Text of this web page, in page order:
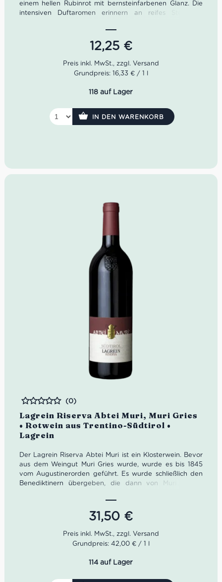
einem hellen Rubinrot mit bernsteinfarbenen Glanz. Die
intensiven Duftaromen erinnern an reifes Steinobst,
San Felice sehr ausgewogen, warm, fruchtig als auch von
samtigen Tanninen unterlegt.
Farbe: helles Rubinrot
Geruch: reifes Steinobst, Waldbeeren, Moos, Vanille
Geschmack: warm, fruchtig, samtige Tannine
Idealer Versandkarton: 21 Flaschen
12,25 €
Grundpreis: 16,33 € / 1 l
118 auf Lager
IN DEN WARENKORB
Lagrein Riserva Abtei Muri, Muri Gries
• Rotwein aus Trentino-Südtirol •
Lagrein
Bewertet
(0)
Der Lagrein Riserva Abtei Muri ist ein Klosterwein. Bevor
aus dem Weingut Muri Gries wurde, wurde es bis 1845
vom Augustinerorden geführt. Es wurde schließlich den
Benediktinern übergeben, die dann von Muri in der
wundervolle Südtiroler Weine aus Rebsorten wie Lagrein,
Vernatsch, Pinot Nero, Sauvignon Blanc, Chardonnay und
Im Glas zeigt sich der Lagrein Riserva Abtei Muri dann in
einem dunklen Karminrot. Das Bouquet offenbart
komplexe Noten von Waldbeeren, Kirschen, Leder sowie
Eukalyptus. Der Geschmack ist weich, herrlich strukturiert
sowie von einer gut eingebundenen Säure und kantigen
31,50 €
Grundpreis: 42,00 € / 1 l
114 auf Lager